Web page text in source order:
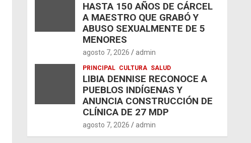
HASTA 150 AÑOS DE CÁRCEL
A MAESTRO QUE GRABÓ Y
ABUSO SEXUALMENTE DE 5
MENORES
agosto 7, 2026 admin
PRINCIPAL CULTURA SALUD
LIBIA DENNISE RECONOCE A
PUEBLOS INDÍGENAS Y
ANUNCIA CONSTRUCCIÓN DE
CLÍNICA DE 27 MDP
agosto 7, 2026 admin